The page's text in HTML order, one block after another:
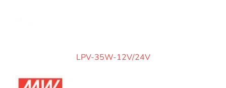
LPV-35W-12V/24V